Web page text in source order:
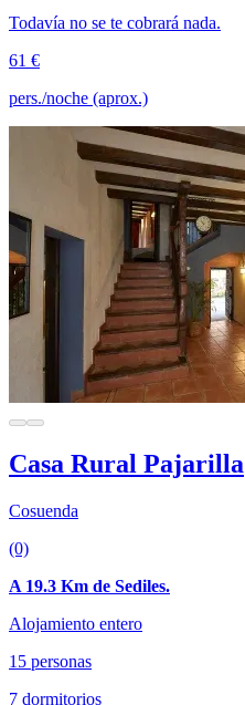
Todavía no se te cobrará nada.
61 €
pers./noche (aprox.)
Casa Rural Pajarilla
Cosuenda
(0)
A 19.3 Km de Sediles.
Alojamiento entero
15 personas
7 dormitorios